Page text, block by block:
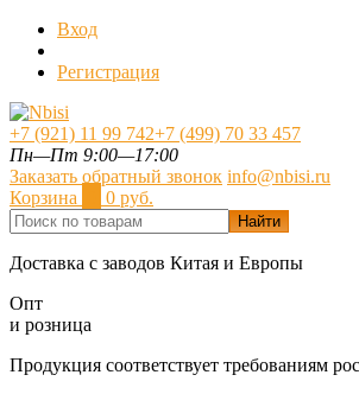
Вход
Регистрация
+7 (921) 11 99 742+7 (499) 70 33 457
Пн—Пт 9:00—17:00
Заказать обратный звонок info@nbisi.ru
Корзина
0 руб.
Найти
Доставка с заводов Китая и Европы
Опт
и розница
Продукция соответствует требованиям